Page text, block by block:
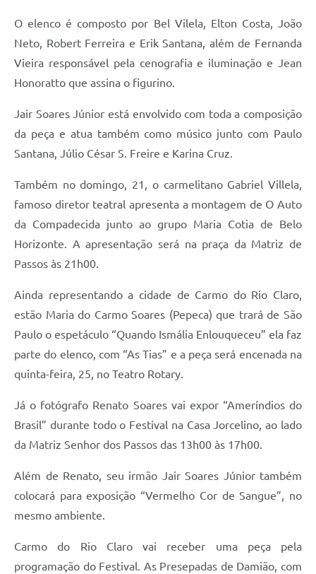
O elenco é composto por Bel Vilela, Elton Costa, João
Neto, Robert Ferreira e Erik Santana, além de Fernanda
Vieira responsável pela cenografia e iluminação e Jean
Honoratto que assina o figurino.
Jair Soares Júnior está envolvido com toda a composição
da peça e atua também como músico junto com Paulo
Santana, Júlio César S. Freire e Karina Cruz.
Também no domingo, 21, o carmelitano Gabriel Villela,
famoso diretor teatral apresenta a montagem de O Auto
da Compadecida junto ao grupo Maria Cotia de Belo
Horizonte. A apresentação será na praça da Matriz de
Passos às 21h00.
Ainda representando a cidade de Carmo do Rio Claro,
estão Maria do Carmo Soares (Pepeca) que trará de São
Paulo o espetáculo “Quando Ismália Enlouqueceu” ela faz
parte do elenco, com “As Tias” e a peça será encenada na
quinta-feira, 25, no Teatro Rotary.
Já o fotógrafo Renato Soares vai expor “Ameríndios do
Brasil” durante todo o Festival na Casa Jorcelino, ao lado
da Matriz Senhor dos Passos das 13h00 às 17h00.
Além de Renato, seu irmão Jair Soares Júnior também
colocará para exposição “Vermelho Cor de Sangue”, no
mesmo ambiente.
Carmo do Rio Claro vai receber uma peça pela
programação do Festival. As Presepadas de Damião, com